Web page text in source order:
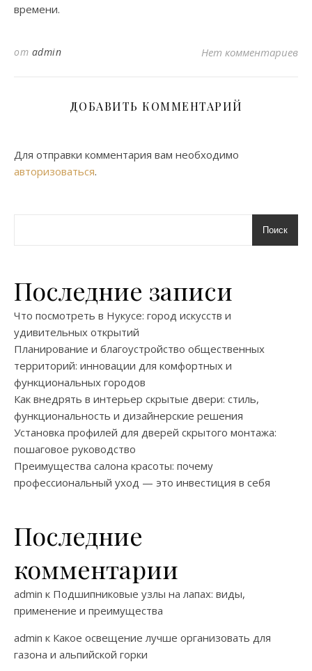
времени.
от admin Нет комментариев
ДОБАВИТЬ КОММЕНТАРИЙ
Для отправки комментария вам необходимо
авторизоваться.
Поиск
Последние записи
Что посмотреть в Нукусе: город искусств и
удивительных открытий
Планирование и благоустройство общественных
территорий: инновации для комфортных и
функциональных городов
Как внедрять в интерьер скрытые двери: стиль,
функциональность и дизайнерские решения
Установка профилей для дверей скрытого монтажа:
пошаговое руководство
Преимущества салона красоты: почему
профессиональный уход — это инвестиция в себя
Последние
комментарии
admin к Подшипниковые узлы на лапах: виды,
применение и преимущества
admin к Какое освещение лучше организовать для
газона и альпийской горки